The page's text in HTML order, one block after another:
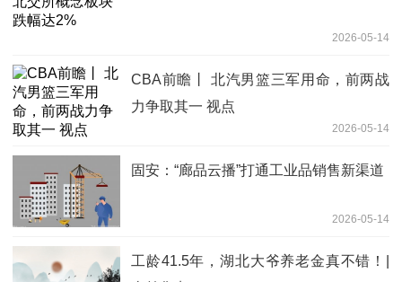
2026-05-14
CBA前瞻丨 北汽男篮三军用命，前两战
力争取其一 视点
2026-05-14
固安：“廊品云播”打通工业品销售新渠道
2026-05-14
工龄41.5年，湖北大爷养老金真不错！|